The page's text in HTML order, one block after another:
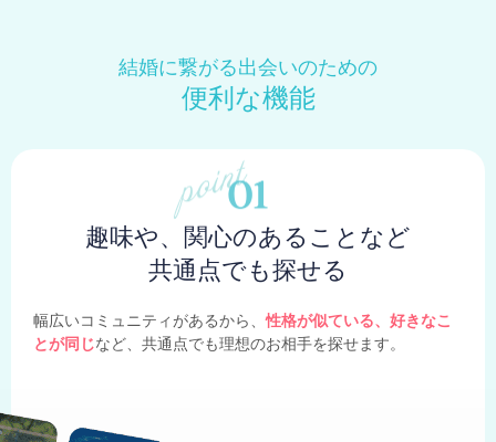
結婚に繋がる出会いのための
便利な機能
趣味や、関心のあることなど
共通点でも探せる
幅広いコミュニティがあるから、性格が似ている、好きなこ
とが同じなど、共通点でも理想のお相手を探せます。